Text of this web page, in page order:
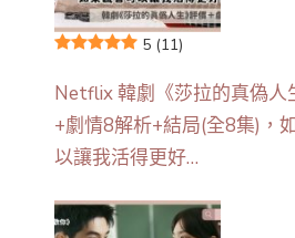
5 (11)
Netflix 韓劇《莎拉的真偽人
+劇情8解析+結局(全8集)，
以讓我活得更好…